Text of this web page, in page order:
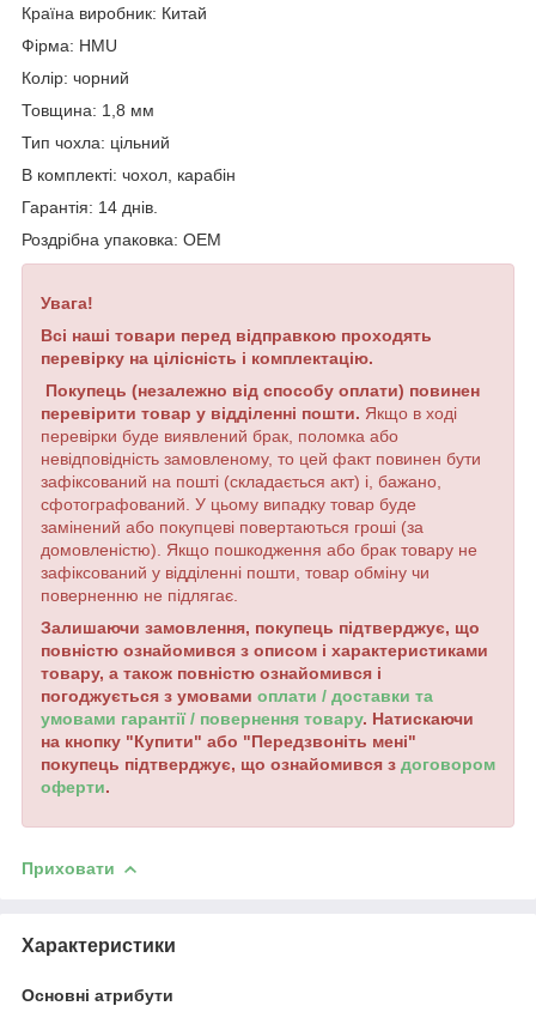
Країна виробник: Китай
Фірма: HMU
Колір: чорний
Товщина: 1,8 мм
Тип чохла: цільний
В комплекті: чохол, карабін
Гарантія: 14 днів.
Роздрібна упаковка: OEM
Увага!
Всі наші товари перед відправкою проходять
перевірку на цілісність і комплектацію.
Покупець (незалежно від способу оплати) повинен
перевірити товар у відділенні пошти. Якщо в ході
перевірки буде виявлений брак, поломка або
невідповідність замовленому, то цей факт повинен бути
зафіксований на пошті (складається акт) і, бажано,
сфотографований. У цьому випадку товар буде
замінений або покупцеві повертаються гроші (за
домовленістю). Якщо пошкодження або брак товару не
зафіксований у відділенні пошти, товар обміну чи
поверненню не підлягає.
Залишаючи замовлення, покупець підтверджує, що
повністю ознайомився з описом і характеристиками
товару, а також повністю ознайомився і
погоджується з умовами оплати / доставки та
умовами гарантії / повернення товару. Натискаючи
на кнопку "Купити" або "Передзвоніть мені"
покупець підтверджує, що ознайомився з договором
оферти.
Приховати
Характеристики
Основні атрибути